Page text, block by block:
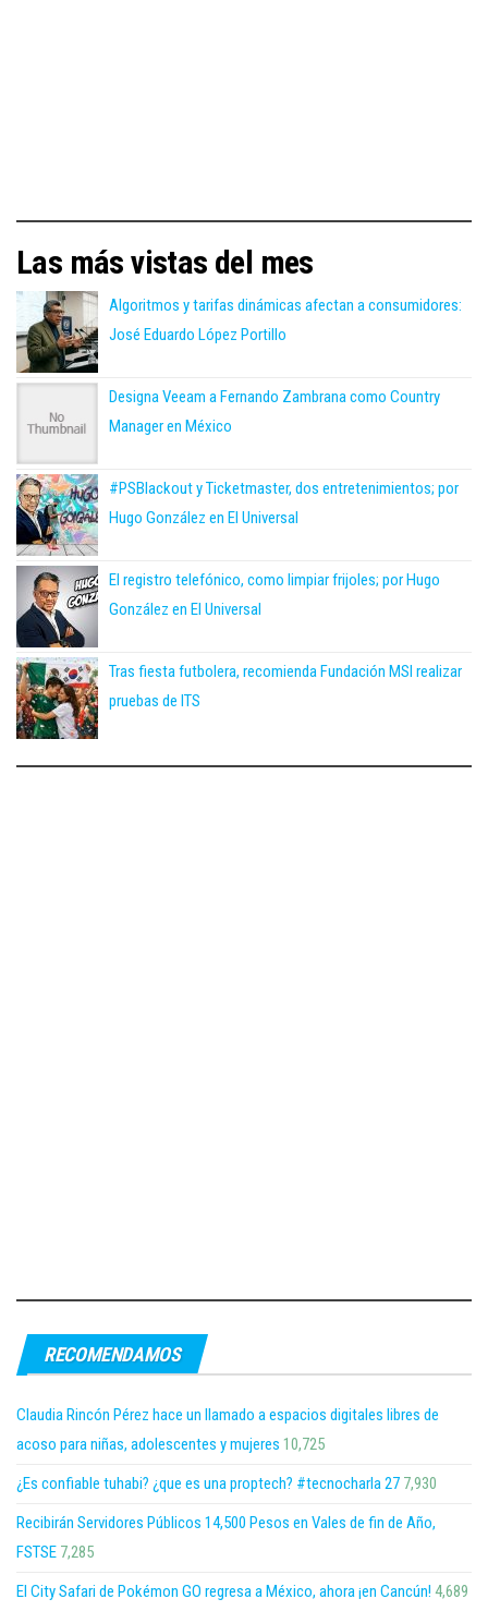
Las más vistas del mes
Algoritmos y tarifas dinámicas afectan a consumidores:
José Eduardo López Portillo
Designa Veeam a Fernando Zambrana como Country
Manager en México
#PSBlackout y Ticketmaster, dos entretenimientos; por
Hugo González en El Universal
El registro telefónico, como limpiar frijoles; por Hugo
González en El Universal
Tras fiesta futbolera, recomienda Fundación MSI realizar
pruebas de ITS
RECOMENDAMOS
Claudia Rincón Pérez hace un llamado a espacios digitales libres de
acoso para niñas, adolescentes y mujeres 10,725
¿Es confiable tuhabi? ¿que es una proptech? #tecnocharla 27 7,930
Recibirán Servidores Públicos 14,500 Pesos en Vales de fin de Año,
FSTSE 7,285
El City Safari de Pokémon GO regresa a México, ahora ¡en Cancún! 4,689